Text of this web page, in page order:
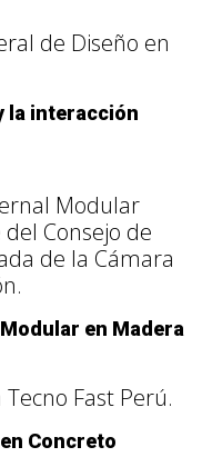
de Diseño en
la interacción
Modular
Consejo de
de la Cámara
en Madera
Fast Perú.
Concreto